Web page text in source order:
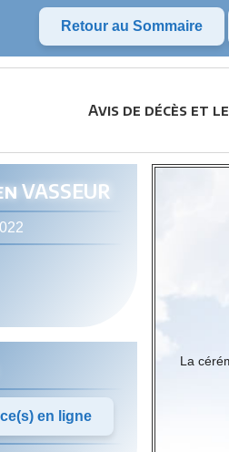
Retour au Sommaire
Avis de décès et
VASSEUR
en ligne
La